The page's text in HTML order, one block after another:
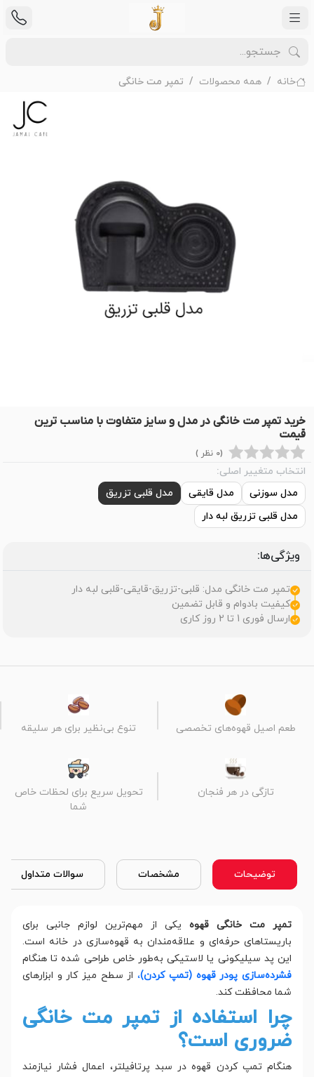
خانه همه محصولات تمپر مت خانگی
خرید تمپر مت خانگی در مدل و سایز متفاوت با مناسب ترین
قیمت
(0 نظر )
انتخاب متغییر اصلی:
مدل سوزنی
مدل قایقی
مدل قلبی تزریق
مدل قلبی تزریق لبه دار
ویژگی‌ها:
تمپر مت خانگی مدل: قلبی-تزریق-قایقی-قلبی لبه دار
کیفیت بادوام و قابل تضمین
ارسال فوری 1 تا 2 روز کاری
طعم اصیل قهوه‌های تخصصی تنوع بی‌نظیر برای هر سلیقه
تازگی در هر فنجان
تحویل سریع برای لحظات خاص
شما
توضیحات مشخصات سوالات متداول
تمپر مت خانگی قهوه یکی از مهم‌ترین لوازم جانبی برای
باریستاهای حرفه‌ای و علاقه‌مندان به قهوه‌سازی در خانه است.
این پد سیلیکونی یا لاستیکی به‌طور خاص طراحی شده تا هنگام
فشرده‌سازی پودر قهوه (تمپ کردن)،از سطح میز کار و ابزارهای
شما محافظت کند.
چرا استفاده از تمپر مت خانگی
ضروری است؟
هنگام تمپ کردن قهوه در سبد پرتافیلتر، اعمال فشار نیازمند